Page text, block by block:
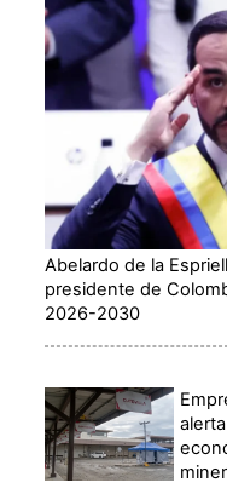
Abelardo de la
presidente de
2026-2030